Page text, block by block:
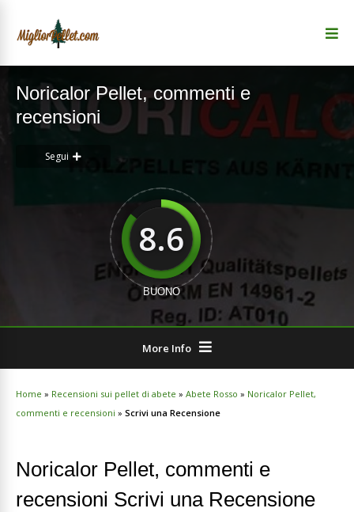
Noricalor Pellet, commenti e
recensioni
Segui
8.6
BUONO
More Info
Home » Recensioni sui pellet di abete » Abete Rosso » Noricalor Pellet,
commenti e recensioni » Scrivi una Recensione
Noricalor Pellet, commenti e
recensioni Scrivi una Recensione